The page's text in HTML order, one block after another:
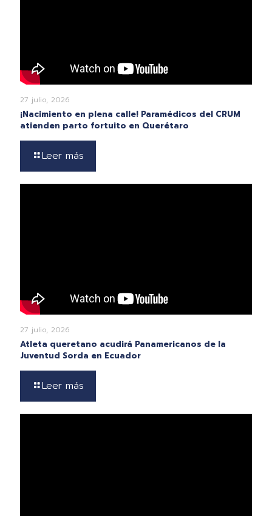
27 julio, 2026
¡Nacimiento en plena calle! Paramédicos del CRUM
atienden parto fortuito en Querétaro
Leer más
27 julio, 2026
Atleta queretano acudirá Panamericanos de la
Juventud Sorda en Ecuador
Leer más